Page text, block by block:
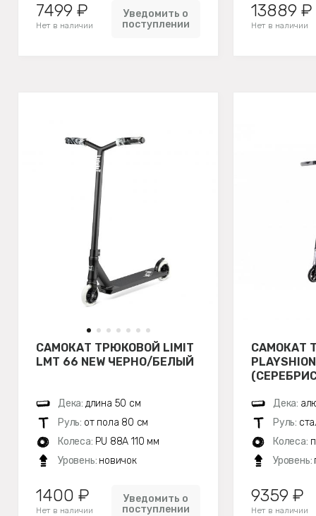
7499 ₽
Нет в наличии
Уведомить о
поступлении
13889 ₽
Нет в наличии
САМОКАТ ТРЮКОВОЙ LIMIT
LMT 66 NEW ЧЕРНО/БЕЛЫЙ
Дека: длина 50 см
Руль: от пола 80 см
Колеса: PU 88A 110 мм
Уровень: новичок
1400 ₽
Нет в наличии
Уведомить о
поступлении
САМОКАТ
Дека:
Руль:
Колеса:
Уровень:
9359 ₽
Нет в наличии